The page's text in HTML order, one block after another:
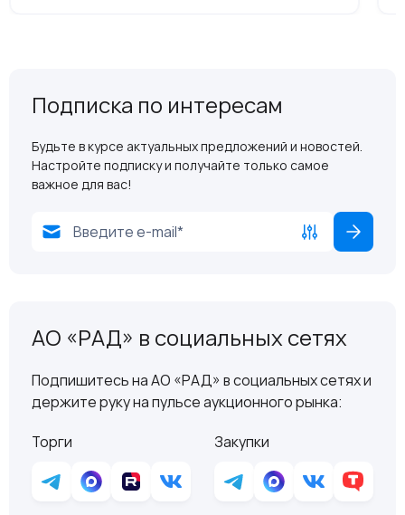
Подписка по интересам
Будьте в курсе актуальных предложений и новостей.
Настройте подписку и получайте только самое
важное для вас!
АО «РАД» в социальных сетях
Подпишитесь на АО «РАД» в социальных сетях и
держите руку на пульсе аукционного рынка:
Торги
Закупки